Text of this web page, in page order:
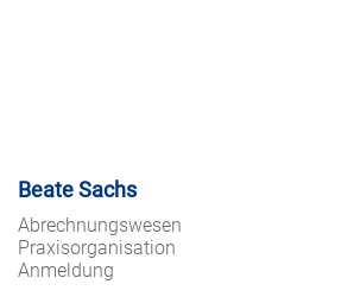
Beate Sachs
Abrechnungswesen
Praxisorganisation
Anmeldung